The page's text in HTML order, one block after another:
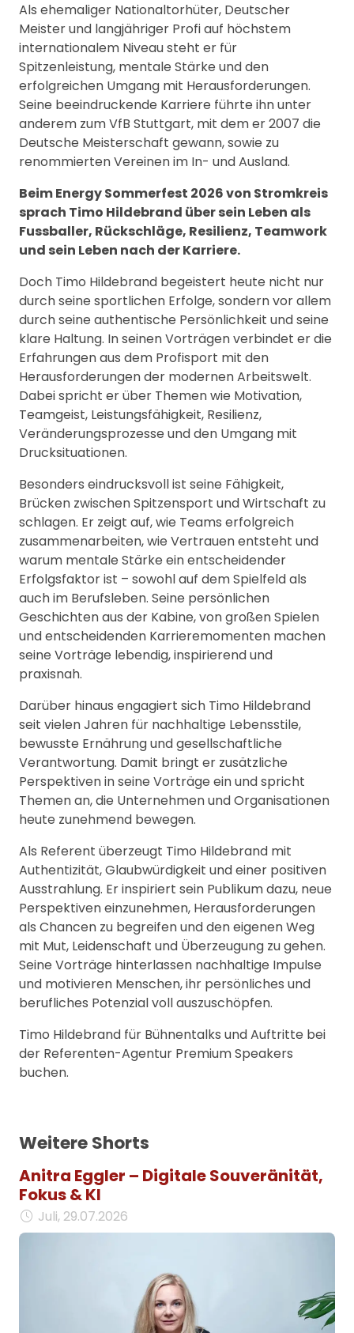
Als ehemaliger Nationaltorhüter, Deutscher
Meister und langjähriger Profi auf höchstem
internationalem Niveau steht er für
Spitzenleistung, mentale Stärke und den
erfolgreichen Umgang mit Herausforderungen.
Seine beeindruckende Karriere führte ihn unter
anderem zum VfB Stuttgart, mit dem er 2007 die
Deutsche Meisterschaft gewann, sowie zu
renommierten Vereinen im In- und Ausland.
Beim Energy Sommerfest 2026 von Stromkreis
sprach Timo Hildebrand über sein Leben als
Fussballer, Rückschläge, Resilienz, Teamwork
und sein Leben nach der Karriere.
Doch Timo Hildebrand begeistert heute nicht nur
durch seine sportlichen Erfolge, sondern vor allem
durch seine authentische Persönlichkeit und seine
klare Haltung. In seinen Vorträgen verbindet er die
Erfahrungen aus dem Profisport mit den
Herausforderungen der modernen Arbeitswelt.
Dabei spricht er über Themen wie Motivation,
Teamgeist, Leistungsfähigkeit, Resilienz,
Veränderungsprozesse und den Umgang mit
Drucksituationen.
Besonders eindrucksvoll ist seine Fähigkeit,
Brücken zwischen Spitzensport und Wirtschaft zu
schlagen. Er zeigt auf, wie Teams erfolgreich
zusammenarbeiten, wie Vertrauen entsteht und
warum mentale Stärke ein entscheidender
Erfolgsfaktor ist – sowohl auf dem Spielfeld als
auch im Berufsleben. Seine persönlichen
Geschichten aus der Kabine, von großen Spielen
und entscheidenden Karrieremomenten machen
seine Vorträge lebendig, inspirierend und
praxisnah.
Darüber hinaus engagiert sich Timo Hildebrand
seit vielen Jahren für nachhaltige Lebensstile,
bewusste Ernährung und gesellschaftliche
Verantwortung. Damit bringt er zusätzliche
Perspektiven in seine Vorträge ein und spricht
Themen an, die Unternehmen und Organisationen
heute zunehmend bewegen.
Als Referent überzeugt Timo Hildebrand mit
Authentizität, Glaubwürdigkeit und einer positiven
Ausstrahlung. Er inspiriert sein Publikum dazu, neue
Perspektiven einzunehmen, Herausforderungen
als Chancen zu begreifen und den eigenen Weg
mit Mut, Leidenschaft und Überzeugung zu gehen.
Seine Vorträge hinterlassen nachhaltige Impulse
und motivieren Menschen, ihr persönliches und
berufliches Potenzial voll auszuschöpfen.
Timo Hildebrand für Bühnentalks und Auftritte bei
der Referenten-Agentur Premium Speakers
buchen.
Weitere Shorts
Anitra Eggler – Digitale Souveränität,
Fokus & KI
Juli, 29.07.2026